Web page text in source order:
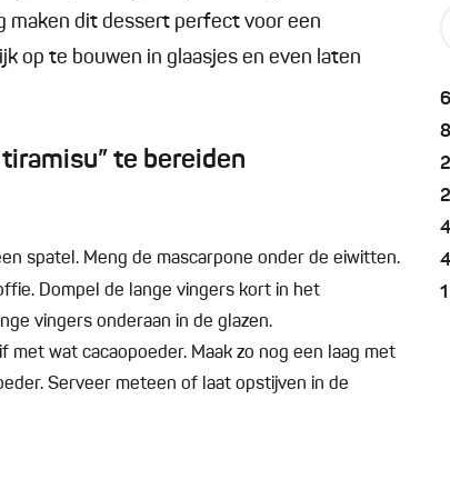
6
8
2
4
4
1
maken dit dessert perfect voor een
op te bouwen in glaasjes en even laten
te bereiden
spatel. Meng de mascarpone onder de eiwitten.
Dompel de lange vingers kort in het
vingers onderaan in de glazen.
wat cacaopoeder. Maak zo nog een laag met
Serveer meteen of laat opstijven in de